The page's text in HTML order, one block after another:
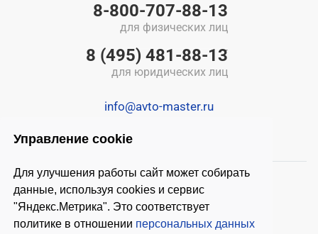
Управление cookie
Для улучшения работы сайт может собирать
данные, используя cookies и сервис
"Яндекс.Метрика". Это соответствует
политике в отношении персональных данных
8-800-707-88-13
для физических лиц
8 (495) 481-88-13
для юридических лиц
info@avto-master.ru